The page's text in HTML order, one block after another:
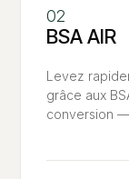
BSA AIR
Levez
grâce aux
conversion